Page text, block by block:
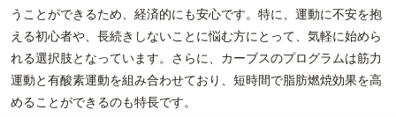
うことができるため、経済的にも安心です。特に、運動に不安を抱
える初心者や、長続きしないことに悩む方にとって、気軽に始めら
れる選択肢となっています。さらに、カーブスのプログラムは筋力
運動と有酸素運動を組み合わせており、短時間で脂肪燃焼効果を高
めることができるのも特長です。